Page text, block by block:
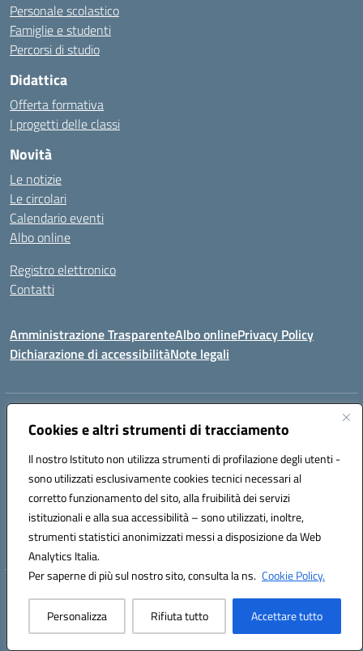
Cookies e altri strumenti di tracciamento
Il nostro Istituto non utilizza strumenti di profilazione degli utenti -
sono utilizzati esclusivamente cookies tecnici necessari al
corretto funzionamento del sito, alla fruibilità dei servizi
istituzionali e alla sua accessibilità – sono utilizzati, inoltre,
strumenti statistici anonimizzati messi a disposizione da Web
Analytics Italia.
Per saperne di più sul nostro sito, consulta la ns. Cookie Policy.
Personalizza Rifiuta tutto Accettare tutto
Personale scolastico
Famiglie e studenti
Percorsi di studio
Didattica
Offerta formativa
I progetti delle classi
Novità
Le notizie
Le circolari
Calendario eventi
Albo online
Registro elettronico
Contatti
Amministrazione TrasparenteAlbo onlinePrivacy Policy
Dichiarazione di accessibilitàNote legali
Centralino:0974952026 Email:saic8am009@istruzione.it
Posta elettronica certificata (PEC):
saic8am009@pec.istruzione.it
Codice fiscale: 93023970655
Codice meccanografico:SAIC8AM009
Codice Indice delle Pubbliche Amministrazioni (IPA): istsc_saic8am009
Codice unico di fatturazione (CUF): UFWC6Y
Concept & Design by Designers Italia